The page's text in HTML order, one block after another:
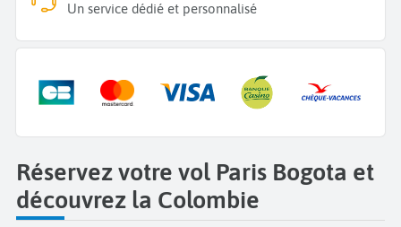
Un service dédié et personnalisé
Réservez votre vol Paris Bogota et
découvrez la Colombie